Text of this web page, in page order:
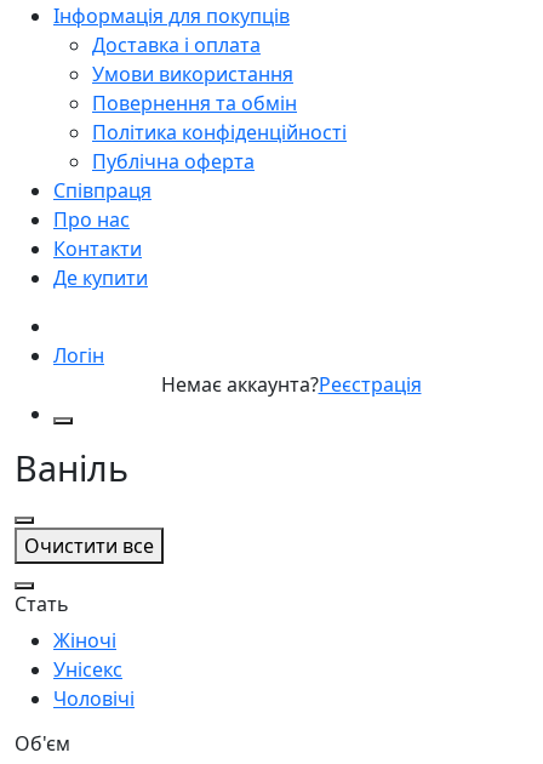
Інформація для покупців
Доставка і оплата
Умови використання
Повернення та обмін
Політика конфіденційності
Публічна оферта
Співпраця
Про нас
Контакти
Де купити
Логін
Немає аккаунта?Реєстрація
Ваніль
Очистити все
Стать
Жіночі
Унісекс
Чоловічі
Об'єм